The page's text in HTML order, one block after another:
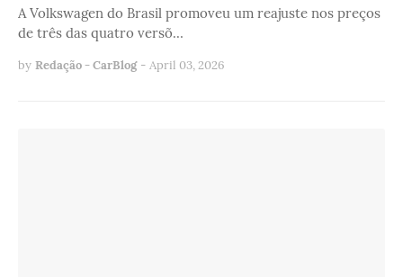
A Volkswagen do Brasil promoveu um reajuste nos preços
de três das quatro versõ…
by Redação - CarBlog - April 03, 2026